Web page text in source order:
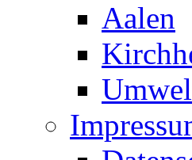
Aalen